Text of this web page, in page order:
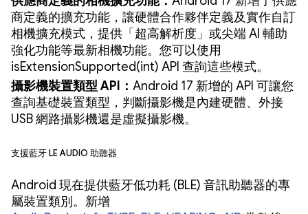
商定義的擴充功能，讓硬體合作夥伴定義及實作自訂
相機擴充模式，提供「超高解析度」或尖端 AI 輔助
強化功能等最新相機功能。您可以使用
isExtensionSupported(int) API 查詢這些模式。
攝影機裝置類型 API： Android 17 新增的 API 可讓您
查詢基礎裝置類型，判斷攝影機是內建硬體、外接
USB 網路攝影機還是虛擬攝影機。
支援藍牙 LE Audio 助聽器
Android 現在提供藍牙低功耗 (BLE) 音訊助聽器的專
屬裝置類別。新增